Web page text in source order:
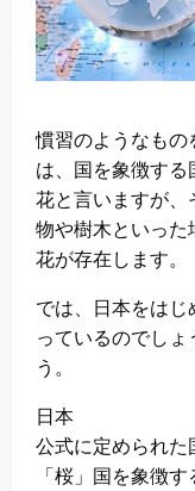
慣習のようなもの
は、国を象徴す
花と言いますが、
物や樹木といった
花が存在します。
では、日本をは
っているのでしょ
う。
日本
公式に定められた
「桜」国を象徴